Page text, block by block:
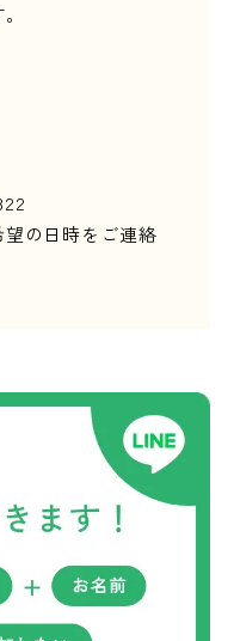
の日時をご連絡